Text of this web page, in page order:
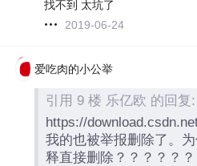
找不到 太坑了
2019-06-24
爱吃肉的小公举
引用 9 楼 乐亿欧 的回复:
https://
我的也被举报删除了。
释直接删除？？？？？